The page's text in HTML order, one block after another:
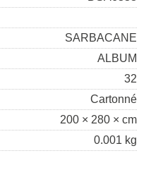
SARBACANE
ALBUM
32
Cartonné
200 × 280 × cm
0.001 kg